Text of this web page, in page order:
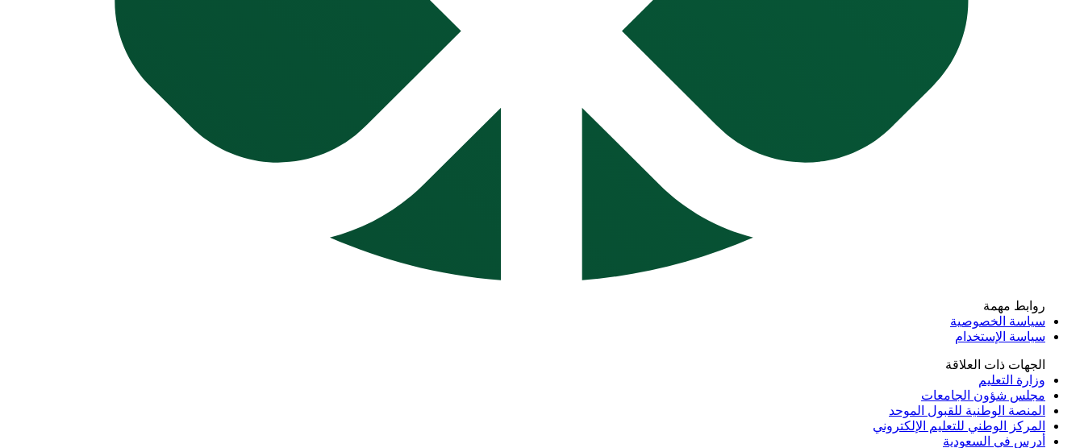
روابط مهمة
سياسة الخصوصية
سياسة الإستخدام
الجهات ذات العلاقة
وزارة التعليم
مجلس شؤون الجامعات
المنصة الوطنية للقبول الموحد
المركز الوطني للتعليم الإلكتروني
أدرس في السعودية